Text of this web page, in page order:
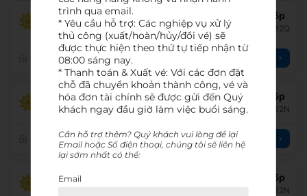
13:05- 15:10
Sun Phu Quoc Airways Bay thẳng
2 giờ 5p
Airbus 32Q
2,203,181
09:05-11:10
Sun Phu Quoc Airways
HAN →PQC
Bay thẳng
2 giờ 5p
Airbus 32N
2,483,181VND
11:00-13:05 2 giờ 5p
Airbus 32N
trình qua email.
* Yêu cầu hỗ trợ: Các nghiệp vụ xử lý
thủ công (xuất/hoàn/hủy/đổi vé) sẽ
được thực hiện theo thứ tự tiếp nhận từ
08:00 sáng nay.
* Thanh toán & Xuất vé: Với các đơn đặt
chỗ đã chuyển khoản thành công, vé và
hóa đơn tài chính sẽ được gửi đến Quý
khách ngay đầu giờ làm việc buổi sáng.
Cần hỗ trợ thêm? Quý khách vui lòng để lại
Email hoặc Số điện thoại, chúng tôi sẽ liên hệ
lại sớm nhất có thể:
Email